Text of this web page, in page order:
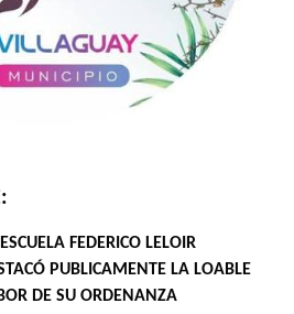
FEDERICO LELOIR
PUBLICAMENTE LA LOABLE
DE SU ORDENANZA